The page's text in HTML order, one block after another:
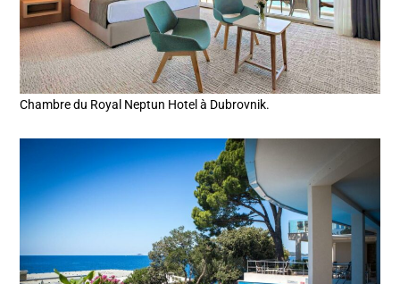
Chambre du Royal Neptun Hotel à Dubrovnik.